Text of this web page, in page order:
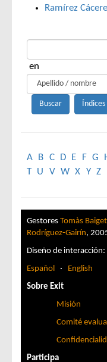
Ramírez
en
A B C D E F G
T U V W X Y Z
Gestores Tomàs Baiget
Rodríguez-Gairín,
Diseño de interacción:
Español · English
Sobre Exit
Misión
Comité
Participa